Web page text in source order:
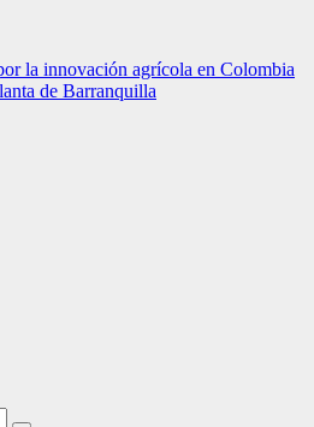
la innovación agrícola en Colombia
de Barranquilla